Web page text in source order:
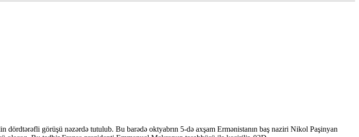
görüşü nəzərdə tutulub. Bu barədə oktyabrın 5-də axşam Ermənistanın baş naziri Nikol Paşinyan